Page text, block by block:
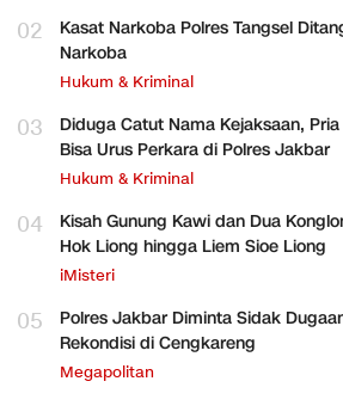
02
Kasat Narkoba Polres Tangsel
Narkoba
Hukum & Kriminal
03
Diduga Catut Nama Kejaksaan,
Bisa Urus Perkara di Polres Jakbar
Hukum & Kriminal
04
Kisah Gunung Kawi dan Dua
Hok Liong hingga Liem Sioe Liong
iMisteri
05
Polres Jakbar Diminta Sidak
Rekondisi di Cengkareng
Megapolitan